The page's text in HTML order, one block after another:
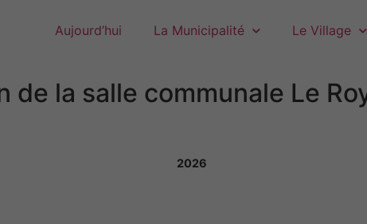
Aujourd’hui La Municipalité Le Village
de la salle communale Le
2026